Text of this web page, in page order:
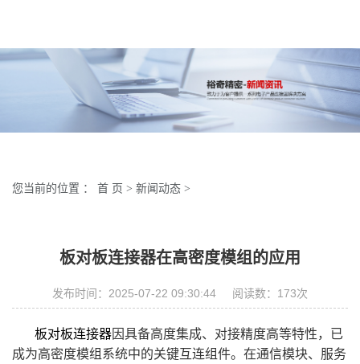
您当前的位置 ： 首 页 > 新闻动态 >
板对板连接器在高密度模组的应用
发布时间：2025-07-22 09:30:44 阅读数： 173次
板对板连接器因具备高度集成、对接精度高等特性，已
成为高密度模组系统中的关键互连组件。在通信模块、服务